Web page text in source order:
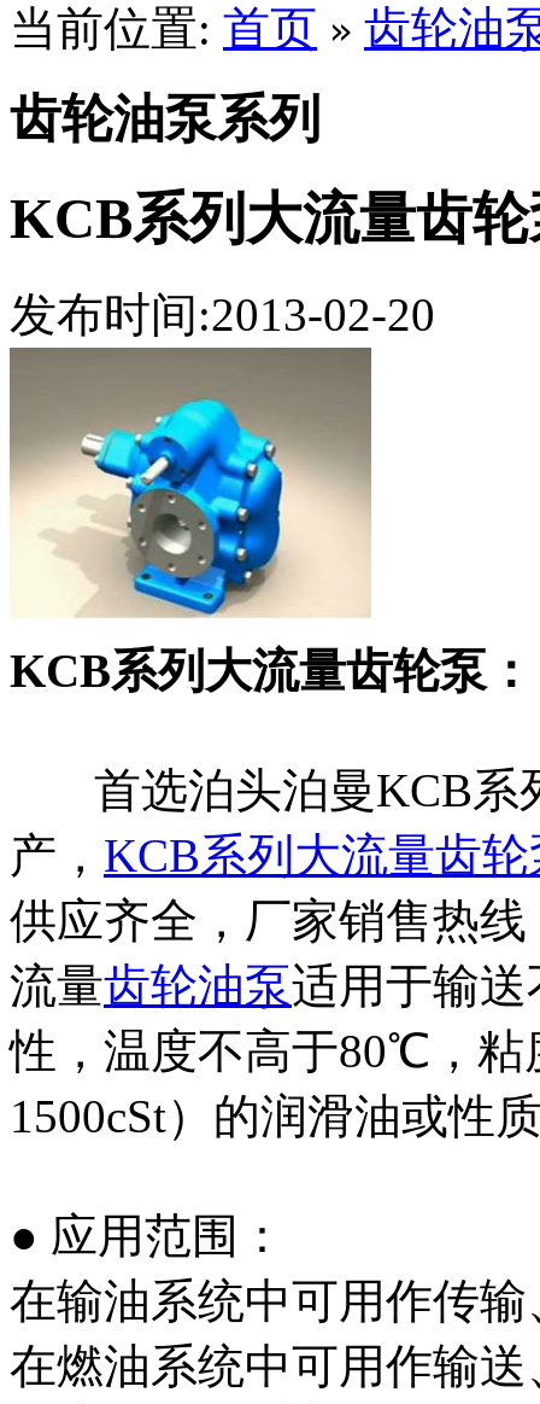
当前位置: 首页 » 齿轮油
齿轮油泵系列
KCB系列大流量齿
发布时间:2013-02-20
KCB系列大流量齿轮泵：
首选泊头泊曼KCB系
产， KCB系列大流量齿轮
供应齐全，厂家销售热线
流量齿轮油泵适用于输
性，温度不高于80℃，粘
1500cSt）的润滑油或性
● 应用范围：
在输油系统中可用作传
在燃油系统中可用作输